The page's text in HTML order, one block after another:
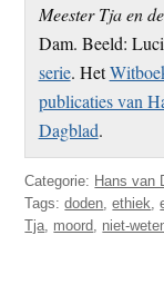
Meester Tja en
Dam. Beeld:
serie. Het
publicaties van
Dagblad.
Categorie: Hans van
Tags:doden,ethiek,
Tja, moord, niet-